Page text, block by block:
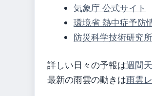
気象庁 公式サイト
環境省 熱中症予防
防災科学技術研究所
詳しい日々の予報は週間
最新の雨雲の動きは雨雲